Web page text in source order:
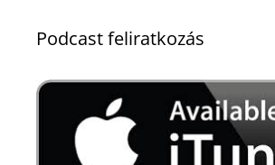
Podcast feliratkozás